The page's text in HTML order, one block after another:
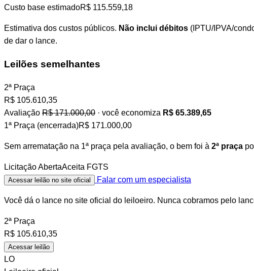
Custo base estimadoR$ 115.559,18
Estimativa dos custos públicos. Não inclui débitos (IPTU/IPVA/
de dar o lance.
Leilões semelhantes
2ª Praça
R$ 105.610,35
Avaliação R$ 171.000,00 · você economiza R$ 65.389,65
1ª Praça (encerrada)R$ 171.000,00
Sem arrematação na 1ª praça pela avaliação, o bem foi à 2ª praça
Licitação AbertaAceita FGTS
Acessar leilão no site oficial Falar com um especialista
Você dá o lance no site oficial do leiloeiro. Nunca cobramos pelo
2ª Praça
R$ 105.610,35
Acessar leilão
LO